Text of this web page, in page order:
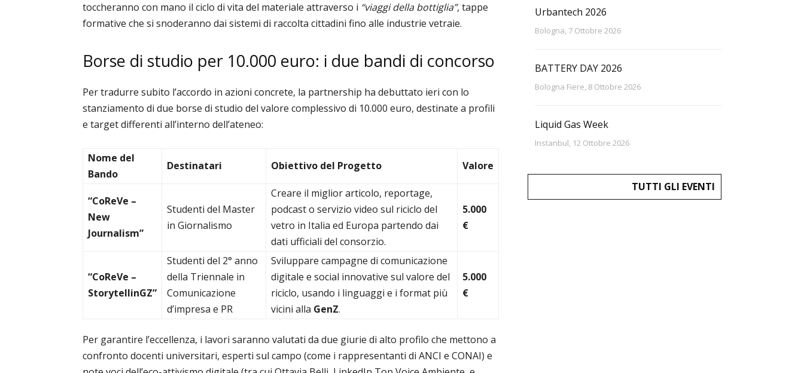
toccheranno con mano il ciclo di vita del materiale attraverso i “viaggi della bottiglia”, tappe
formative che si snoderanno dai sistemi di raccolta cittadini fino alle industrie vetraie.
Borse di studio per 10.000 euro: i due bandi di concorso
Per tradurre subito l’accordo in azioni concrete, la partnership ha debuttato ieri con lo
stanziamento di due borse di studio del valore complessivo di 10.000 euro, destinate a profili
e target differenti all’interno dell’ateneo:
Nome del
Bando
Destinatari Obiettivo del Progetto Valore
“CoReVe –
New
Journalism”
Studenti del Master
in Giornalismo
Creare il miglior articolo, reportage,
podcast o servizio video sul riciclo del
vetro in Italia ed Europa partendo dai
dati ufficiali del consorzio.
5.000
€
“CoReVe –
StorytellinGZ”
Studenti del 2° anno
della Triennale in
Comunicazione
d’impresa e PR
Sviluppare campagne di comunicazione
digitale e social innovative sul valore del
riciclo, usando i linguaggi e i format più
vicini alla GenZ.
5.000
€
Per garantire l’eccellenza, i lavori saranno valutati da due giurie di alto profilo che mettono a
confronto docenti universitari, esperti sul campo (come i rappresentanti di ANCI e CONAI) e
Urbantech 2026
Bologna, 7 Ottobre 2026
BATTERY DAY 2026
Bologna Fiere, 8 Ottobre 2026
Liquid Gas Week
Instanbul, 12 Ottobre 2026
TUTTI GLI EVENTI